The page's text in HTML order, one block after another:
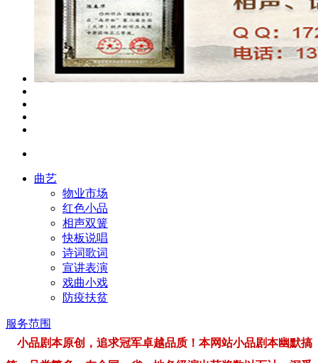
曲艺
物业市场
红色小品
相声双簧
快板说唱
诗词歌词
宣讲表演
戏曲小戏
防疫扶贫
服务范围
小品剧本原创，追求冠军卓越品质！本网站小品剧本幽默搞